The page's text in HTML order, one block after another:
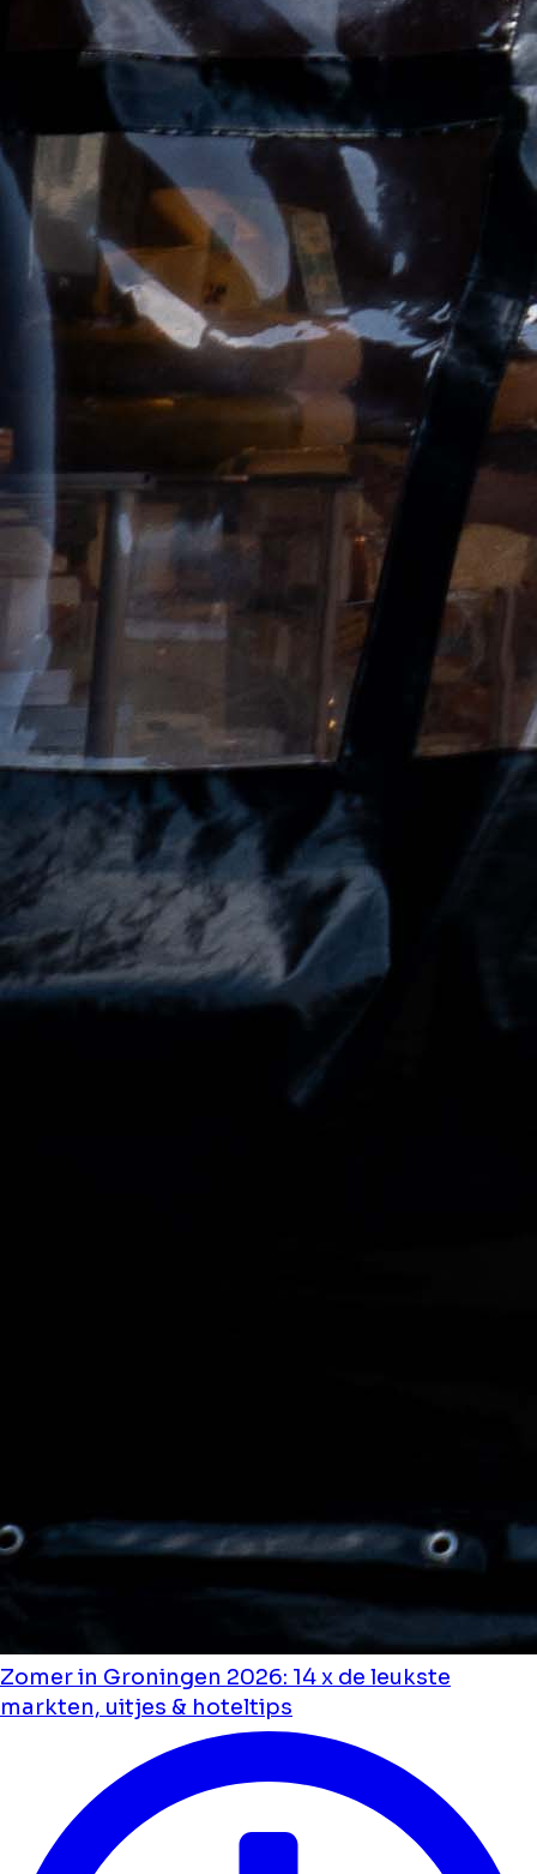
Zomer in Groningen 2026: 14 x de leukste
markten, uitjes & hoteltips